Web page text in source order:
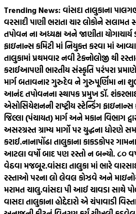
Skip
to
content
Trending News: વાંસદા તાલુકાના
વરસાદી પાણી ભરાતા ચાર લોકોને સલામત
તપોવન ના અધ્યક્ષ અને જાણીતા
ફાઇનાન્સ કમિટી માં નિયુક્ત કરવા માં આવ્યા
તાલુકામાં પ્રથમવાર નવી ટેક્નોલોજી થી
કરાઈઆપણી ભારતીય સંસ્કૃતિ પરંપરા
માર્ગ બતાવનાર ગુરુદેવ ને ગુરુપૂર્ણિમા ના
આનંદ તપોવનના સ્થાપક પ્રમુખ ડૉ.
એસોસિયેશનની રાષ્ટ્રીય સ્ટેન્ડિંગ
જિલ્લા (પંચાયત) માર્ગ અને મકાન વિભાગ
અસરગ્રસ્ત ગ્રામ્ય માર્ગો પર યુદ્ધના ધોરણે
કરાઈ.નાનાપોંઢા તાલુકાના કાકડકોપર
આટલા વર્ષો બાદ પણ રસ્તો ન બન્યો. ૮૦‌
વેઠવા મજબૂર.વાંસદા તાલુકા માં ભારે
રસ્તાઓ પરના લો લેવલ કોઝવે અને
મરામત ચાલુ.વાંસદા પી આઈ ચાવડા સાથે
વાસદા તાલુકાના હોદ્દેદારો એ ચંપાવાડી